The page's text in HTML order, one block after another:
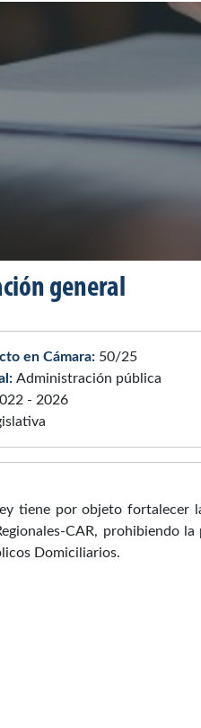
general
en Cámara: 50/25
Administración pública
- 2026
tiene por objeto fortalecer
CAR, prohibiendo
Domiciliarios.